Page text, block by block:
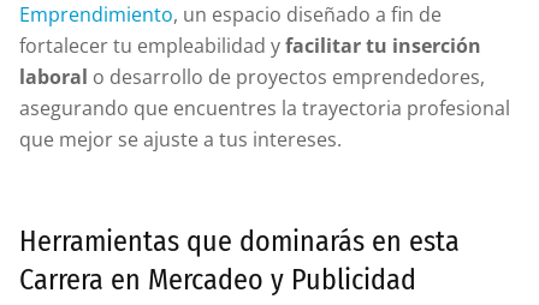
Emprendimiento, un espacio diseñado a fin de
fortalecer tu empleabilidad yfacilitar tu inserción
laboral o desarrollo de proyectos emprendedores,
asegurando que encuentres la trayectoria profesional
que mejor se ajuste a tus intereses.
Herramientas que dominarás en esta
Carrera en Mercadeo y Publicidad